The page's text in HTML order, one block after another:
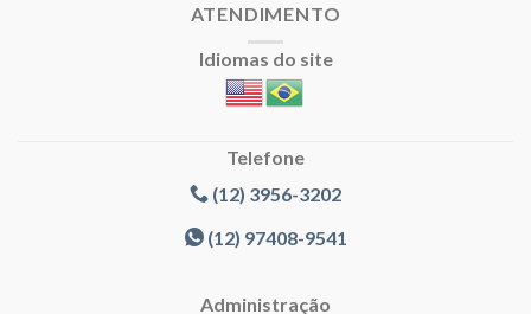
ATENDIMENTO
Idiomas do site
Telefone
(12) 3956-3202
(12) 97408-9541
Administração